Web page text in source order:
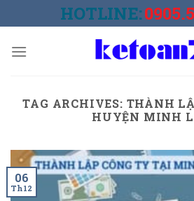
to
HOTLINE:
TAG ARCHIVES: THÀNH
HUYỆN MINH
06
Th12